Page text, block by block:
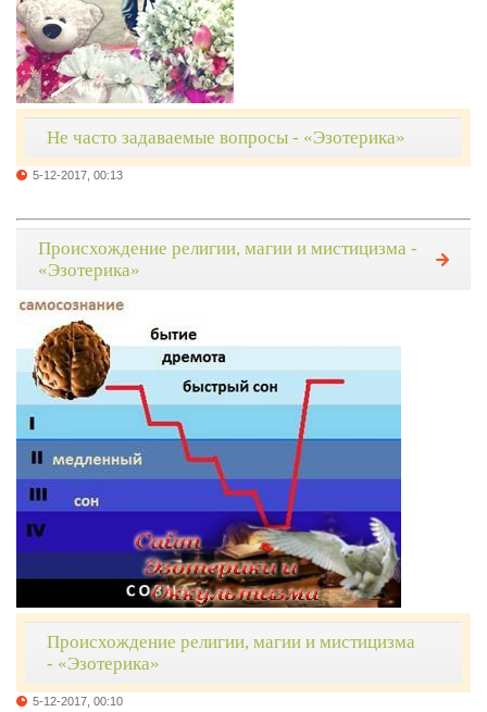
Не часто задаваемые вопросы - «Эзотерика»
5-12-2017, 00:13
Происхождение религии, магии и мистицизма -
«Эзотерика»
Происхождение религии, магии и мистицизма
- «Эзотерика»
5-12-2017, 00:10